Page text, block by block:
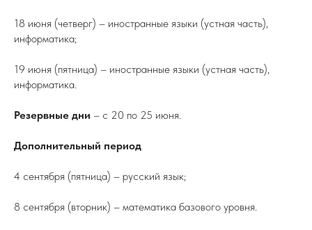
18 июня (четверг) – иностранные языки (устная часть),
информатика;
19 июня (пятница) – иностранные языки (устная часть),
информатика.
Резервные дни – с 20 по 25 июня.
Дополнительный период
4 сентября (пятница) – русский язык;
8 сентября (вторник) – математика базового уровня.